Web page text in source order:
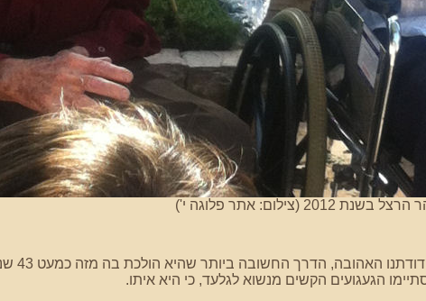
אתר פלוגה י')
התכנסנו ללוות
הגעגועים הקשים מנשוא לגלעד, כי היא איתו.